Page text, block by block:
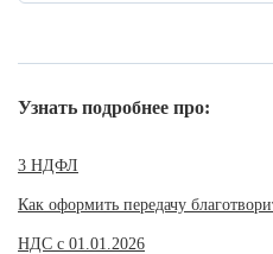
Узнать подробнее про:
3 НДФЛ
Как оформить передачу
НДС с 01.01.2026